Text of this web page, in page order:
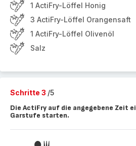
1 ActiFry-Löffel Honig
3 ActiFry-Löffel Orangensaft
1 ActiFry-Löffel Olivenöl
Salz
Schritte 3 /5
Die ActiFry auf die angegebene Zeit
Garstufe starten.